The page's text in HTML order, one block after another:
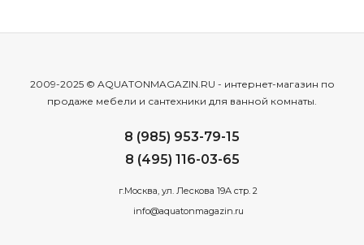
2009-2025 © AQUATONMAGAZIN.RU - интернет-магазин по
продаже мебели и сантехники для ванной комнаты.
8 (985) 953-79-15
8 (495) 116-03-65
г.Москва, ул. Лескова 19А стр. 2
info@aquatonmagazin.ru